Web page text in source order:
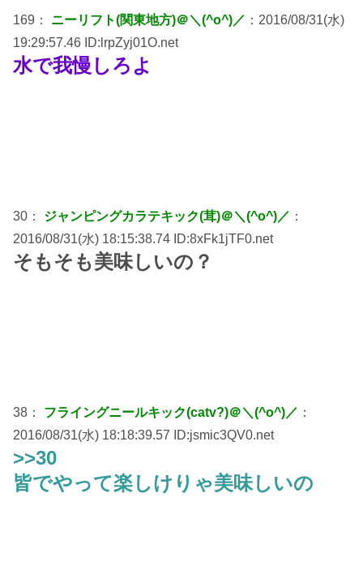
169： ニーリフト(関東地方)＠＼(^o^)／ ：2016/08/31(水)
19:29:57.46 ID:lrpZyj01O.net
水で我慢しろよ
30： ジャンピングカラテキック(茸)＠＼(^o^)／ ：
2016/08/31(水) 18:15:38.74 ID:8xFk1jTF0.net
そもそも美味しいの？
38： フライングニールキック(catv?)＠＼(^o^)／ ：
2016/08/31(水) 18:18:39.57 ID:jsmic3QV0.net
>>30
皆でやって楽しけりゃ美味しいの